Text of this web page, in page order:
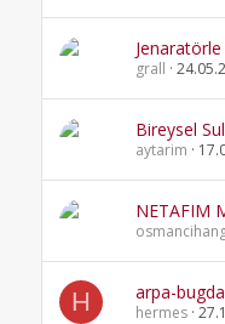
Jenaratörle
grall
Bireysel
aytarim
NETAFIM
H arpa-
hermes